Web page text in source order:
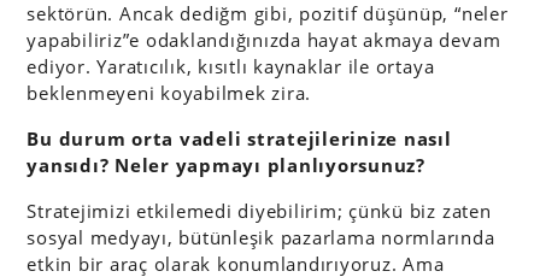
sektörün. Ancak dediğm gibi, pozitif düşünüp, “neler
yapabiliriz”e odaklandığınızda hayat akmaya devam
ediyor. Yaratıcılık, kısıtlı kaynaklar ile ortaya
beklenmeyeni koyabilmek zira.
Bu durum orta vadeli stratejilerinize nasıl
yansıdı? Neler yapmayı planlıyorsunuz?
Stratejimizi etkilemedi diyebilirim; çünkü biz zaten
sosyal medyayı, bütünleşik pazarlama normlarında
etkin bir araç olarak konumlandırıyoruz. Ama